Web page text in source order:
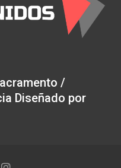
/
Diseñado por